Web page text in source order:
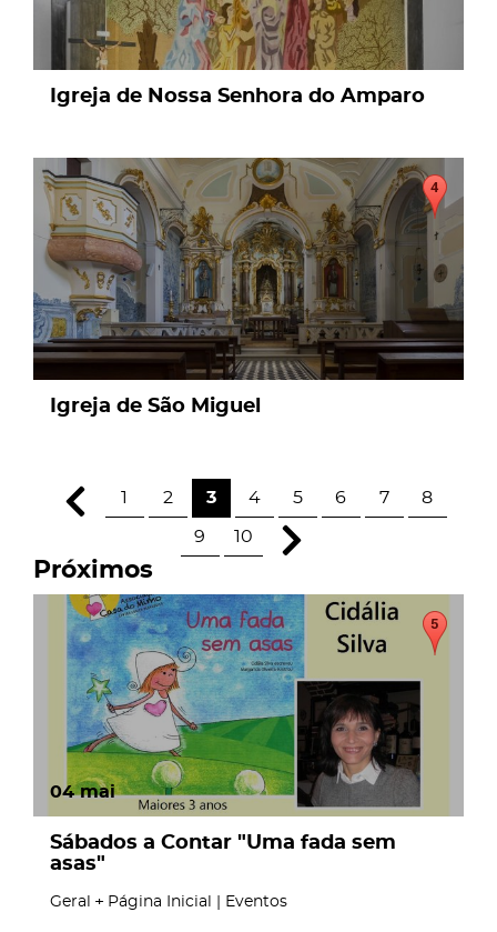
Igreja de Nossa Senhora do Amparo
page
Igreja de São Miguel
1 2 3 4 5 6 7 8
9 10
Próximos
04 mai
Sábados a Contar "Uma fada sem
asas"
Geral Página Inicial | Eventos